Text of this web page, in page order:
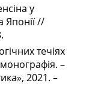
у
Японії //
течіях
монографія. –
2021. –